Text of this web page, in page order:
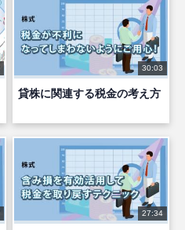
30:03
貸株に関連する税金の考え方
27:34